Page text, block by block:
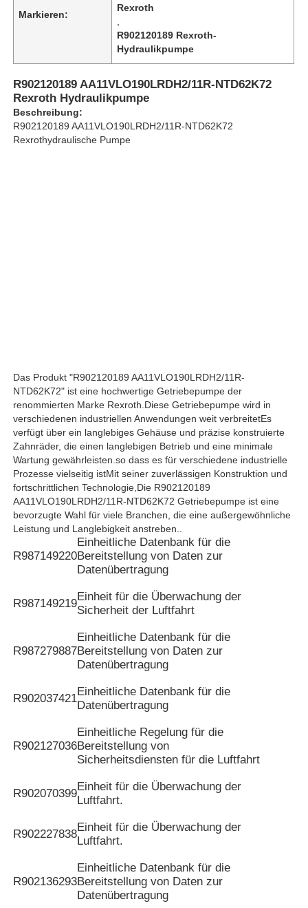
Werksbesichtigung
Qualitätskontrolle
Parker Hydraulic Pump
Hydraulikpumpe Vickers
Rexroth-Hydraulikventil
Zubehör für Filter von Rexroth
YUKEN Hydraulikventil
Hydraulikpumpe Yuken
Markieren:
Rexroth
R902120189 Rexroth-
Hydraulikpumpe
R902120189 AA11VLO190LRDH2/11R-NTD62K72
Rexroth Hydraulikpumpe
Beschreibung:
R902120189 AA11VLO190LRDH2/11R-NTD62K72
Rexrothydraulische Pumpe
Das Produkt "R902120189 AA11VLO190LRDH2/11R-
NTD62K72" ist eine hochwertige Getriebepumpe der
renommierten Marke Rexroth.Diese Getriebepumpe wird in
verschiedenen industriellen Anwendungen weit verbreitetEs
verfügt über ein langlebiges Gehäuse und präzise konstruierte
Zahnräder, die einen langlebigen Betrieb und eine minimale
Wartung gewährleisten.so dass es für verschiedene industrielle
Prozesse vielseitig istMit seiner zuverlässigen Konstruktion und
fortschrittlichen Technologie,Die R902120189
AA11VLO190LRDH2/11R-NTD62K72 Getriebepumpe ist eine
bevorzugte Wahl für viele Branchen, die eine außergewöhnliche
Leistung und Langlebigkeit anstreben..
R987149220
Einheitliche Datenbank für die
Bereitstellung von Daten zur
Datenübertragung
R987149219
Einheit für die Überwachung der
Sicherheit der Luftfahrt
R987279887
Einheitliche Datenbank für die
Bereitstellung von Daten zur
Datenübertragung
R902037421
Einheitliche Datenbank für die
Datenübertragung
R902127036
Einheitliche Regelung für die
Bereitstellung von
Sicherheitsdiensten für die Luftfahrt
R902070399
Einheit für die Überwachung der
Luftfahrt.
R902227838
Einheit für die Überwachung der
Luftfahrt.
R902136293
Einheitliche Datenbank für die
Bereitstellung von Daten zur
Datenübertragung